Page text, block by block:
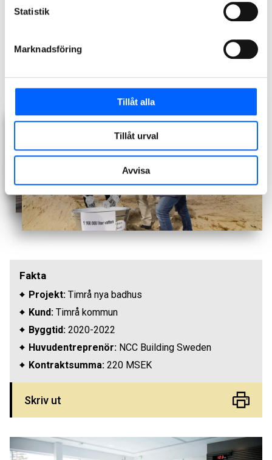
Statistik
Marknadsföring
Tillåt alla
Tillåt urval
Avvisa
Spadtag 8 april 2020
Stefan Dalin, ordförande i Timrå Kommunstyrelse.
Petter Lundqvist, affärsansvarig, NCC Building Norrland.
Fakta
Projekt: Timrå nya badhus
Kund: Timrå kommun
Byggtid: 2020-2022
Huvudentreprenör: NCC Building Sweden
Kontraktsumma: 220 MSEK
Skriv ut